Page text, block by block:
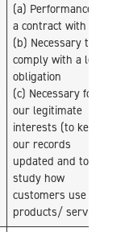
(a) Performance of
a contract with you
(b) Necessary to
comply with a legal
obligation
(c) Necessary for
our legitimate
interests (to keep
our records
updated and to
study how
customers use our
products/ services)